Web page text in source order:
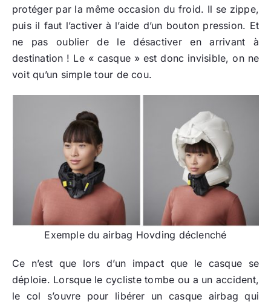
protéger par la même occasion du froid. Il se zippe,
puis il faut l’activer à l’aide d’un bouton pression. Et
ne pas oublier de le désactiver en arrivant à
destination ! Le « casque » est donc invisible, on ne
voit qu’un simple tour de cou.
Exemple du airbag Hovding déclenché
Ce n’est que lors d’un impact que le casque se
déploie. Lorsque le cycliste tombe ou a un accident,
le col s’ouvre pour libérer un casque airbag qui